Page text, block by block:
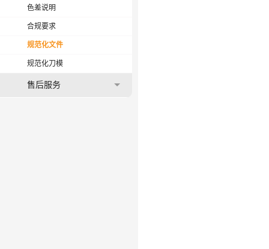
色差说明
合规要求
规范化文件
规范化刀模
售后服务